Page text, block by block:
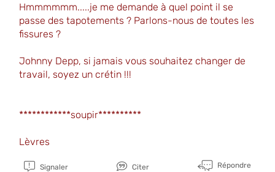
Hmmmmmm.....je me demande à quel point il se
passe des tapotements ? Parlons-nous de toutes les
fissures ?
Johnny Depp, si jamais vous souhaitez changer de
travail, soyez un crétin !!!
************soupir**********
Lèvres
Signaler Citer Répondre